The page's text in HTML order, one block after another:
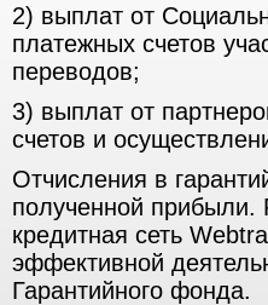
2) выплат от
платежных счетов
переводов;
3) выплат от
счетов и
Отчисления в
полученной прибыли.
кредитная сеть
эффективной
Гарантийного фонда.